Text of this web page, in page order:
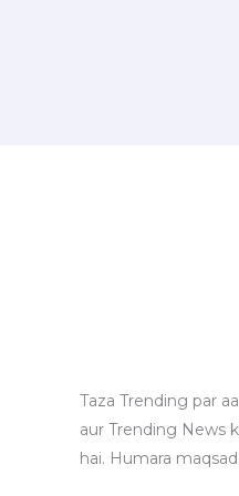
Taza Trending par
aur Trending News
hai. Humara